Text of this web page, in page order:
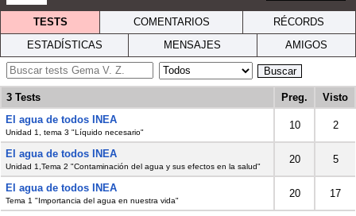
TESTS COMENTARIOS
RÉCORDS
ESTADÍSTICAS
MENSAJES AMIGOS
Buscar
3 Tests Preg.
Visto
El agua de todos INEA
Unidad 1, tema 3 "Líquido necesario"
10 2
El agua de todos INEA
Unidad 1,Tema 2 "Contaminación del agua y sus efectos en la salud"
20 5
El agua de todos INEA
Tema 1 "Importancia del agua en nuestra vida"
20 17